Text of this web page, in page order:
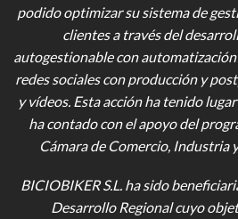
podido optimizar su sistema de
clientes a través del
autogestionable con
redes sociales con producción y
y vídeos. Esta acción ha tenido
ha contado con el apoyo del
Cámara de Comercio, Industria
BICIOBIKER S.L. ha sido
Desarrollo Regional cuyo